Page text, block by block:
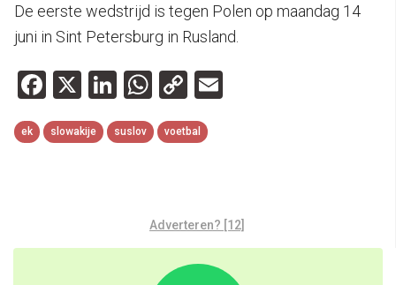
De eerste wedstrijd is tegen Polen op maandag 14
juni in Sint Petersburg in Rusland.
Facebook
X LinkedIn
WhatsApp
Copy
Link
ek slowakije suslov voetbal
Adverteren? [12]